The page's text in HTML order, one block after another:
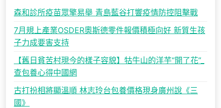
森和診所疫苗眾擎易舉 青島藍谷打響疫情防控阻擊戰
7月規上產業OSDER奧斯德零件報價積極向好 新質生孩
子力成要害支持
【舊日貧苦村現今的樣子容貌】牯牛山的洋芋“開了花”_
查包養心得中國網
古打扮相將顯溫順 林志玲台包養價格現身廣州說《三
國》